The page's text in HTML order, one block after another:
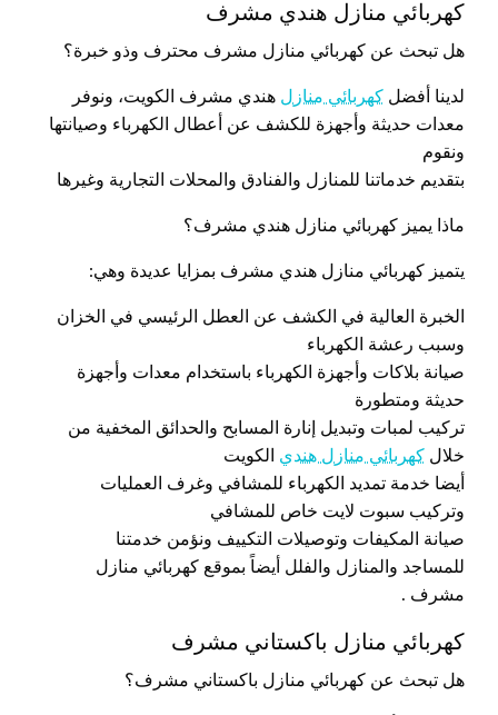
كهربائي منازل هندي مشرف
هل تبحث عن كهربائي منازل مشرف محترف وذو خبرة؟
لدينا أفضل كهربائي منازل هندي مشرف الكويت، ونوفر
معدات حديثة وأجهزة للكشف عن أعطال الكهرباء وصيانتها
ونقوم
بتقديم خدماتنا للمنازل والفنادق والمحلات التجارية وغيرها
ماذا يميز كهربائي منازل هندي مشرف؟
يتميز كهربائي منازل هندي مشرف بمزايا عديدة وهي:
الخبرة العالية في الكشف عن العطل الرئيسي في الخزان
وسبب رعشة الكهرباء
صيانة بلاكات وأجهزة الكهرباء باستخدام معدات وأجهزة
حديثة ومتطورة
تركيب لمبات وتبديل إنارة المسابح والحدائق المخفية من
خلال كهربائي منازل هندي الكويت
أيضا خدمة تمديد الكهرباء للمشافي وغرف العمليات
وتركيب سبوت لايت خاص للمشافي
صيانة المكيفات وتوصيلات التكييف ونؤمن خدمتنا
للمساجد والمنازل والفلل أيضاً بموقع كهربائي منازل
مشرف .
كهربائي منازل باكستاني مشرف
هل تبحث عن كهربائي منازل باكستاني مشرف؟